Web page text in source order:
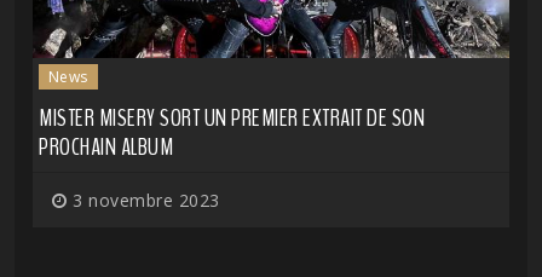
News
MISTER MISERY SORT UN PREMIER EXTRAIT DE SON
PROCHAIN ALBUM
3 novembre 2023